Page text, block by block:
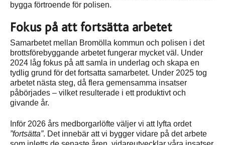
bygga förtroende för polisen.
Fokus på att fortsätta arbetet
Samarbetet mellan Bromölla kommun och polisen i det
brottsförebyggande arbetet fungerar mycket väl. Under
2024 låg fokus på att samla in underlag och skapa en
tydlig grund för det fortsatta samarbetet. Under 2025 tog
arbetet nästa steg, då flera gemensamma insatser
påbörjades – vilket resulterade i ett produktivt och
givande år.
Inför 2026 års medborgarlöfte väljer vi att lyfta ordet
”fortsätta”. Det innebär att vi bygger vidare på det arbete